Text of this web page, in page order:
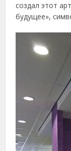
создал этот
будущее»,